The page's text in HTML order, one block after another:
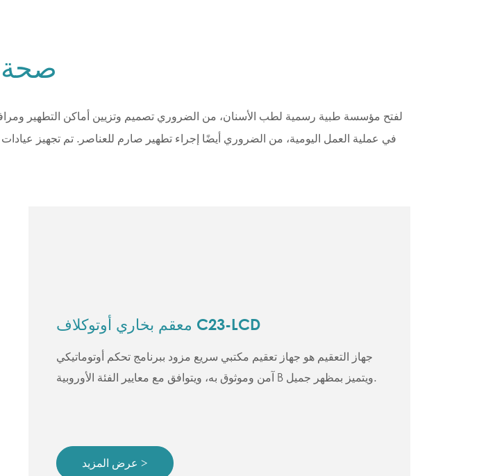
صحة
لفتح مؤسسة طبية رسمية لطب الأسنان، من الضروري تصميم وتزيين أماكن التطهير ومرافق
في عملية العمل اليومية، من الضروري أيضًا إجراء تطهير صارم للعناصر. تم تجهيز
معقم بخاري أوتوكلاف C23-LCD
جهاز التعقيم هو جهاز تعقيم مكتبي سريع مزود ببرنامج تحكم أوتوماتيكي
آمن وموثوق به، ويتوافق مع معايير الفئة الأوروبية B ويتميز بمظهر جميل.
عرض المزيد >